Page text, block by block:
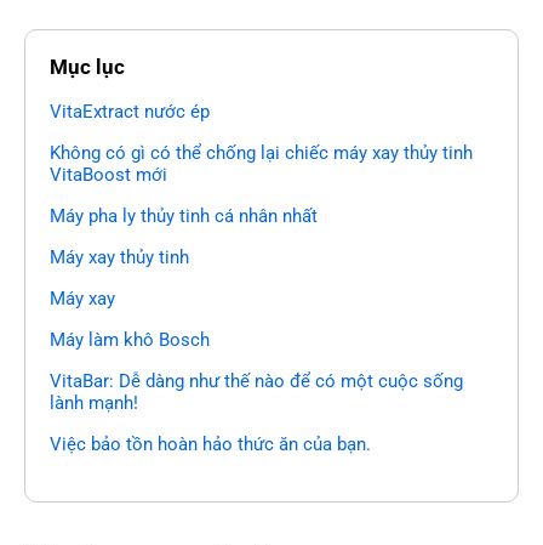
Mục lục
VitaExtract nước ép
Không có gì có thể chống lại chiếc máy xay thủy tinh
VitaBoost mới
Máy pha ly thủy tinh cá nhân nhất
Máy xay thủy tinh
Máy xay
Máy làm khô Bosch
VitaBar: Dễ dàng như thế nào để có một cuộc sống
lành mạnh!
Việc bảo tồn hoàn hảo thức ăn của bạn.